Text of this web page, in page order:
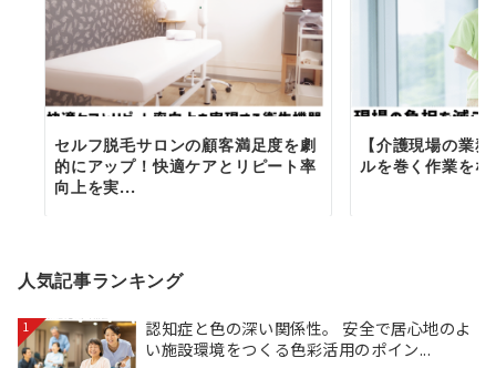
セルフ脱毛サロンの顧客満足度を劇
的にアップ！快適ケアとリピート率
向上を実...
【介護現場の業
ルを巻く作業を
人気記事ランキング
1
認知症と色の深い関係性。 安全で居心地のよ
い施設環境をつくる色彩活用のポイン...